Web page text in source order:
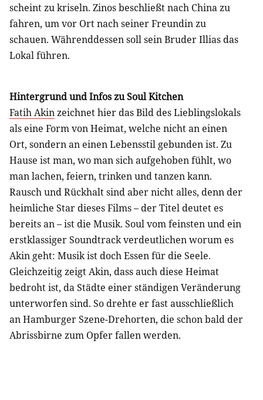
scheint zu kriseln. Zinos beschließt nach China zu
fahren, um vor Ort nach seiner Freundin zu
schauen. Währenddessen soll sein Bruder Illias das
Lokal führen.
Hintergrund und Infos zu Soul Kitchen
Fatih Akinzeichnet hier das Bild des Lieblingslokals
als eine Form von Heimat, welche nicht an einen
Ort, sondern an einen Lebensstil gebunden ist. Zu
Hause ist man, wo man sich aufgehoben fühlt, wo
man lachen, feiern, trinken und tanzen kann.
Rausch und Rückhalt sind aber nicht alles, denn der
heimliche Star dieses Films – der Titel deutet es
bereits an – ist die Musik. Soul vom feinsten und ein
erstklassiger Soundtrack verdeutlichen worum es
Akin geht: Musik ist doch Essen für die Seele.
Gleichzeitig zeigt Akin, dass auch diese Heimat
bedroht ist, da Städte einer ständigen Veränderung
unterworfen sind. So drehte er fast ausschließlich
an Hamburger Szene-Drehorten, die schon bald der
Abrissbirne zum Opfer fallen werden.